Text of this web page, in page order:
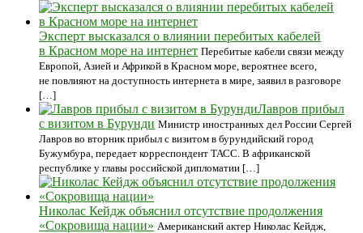
Эксперт высказался о влиянии перебитых кабелей
в Красном море на интернет Перебитые кабели связи между
Европой, Азией и Африкой в Красном море, вероятнее всего,
не повлияют на доступность интернета в мире, заявил в разговоре
[…]
Лавров прибыл
с визитом в Бурунди Министр иностранных дел России Сергей
Лавров во вторник прибыл с визитом в бурундийский город
Бужумбура, передает корреспондент ТАСС. В африканской
республике у главы российской дипломатии […]
Николас Кейдж объяснил отсутствие продолжения
«Сокровища нации» Американский актер Николас Кейдж,